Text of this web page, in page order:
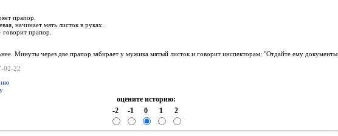
прапор.
начинает мять листок в руках.
прапор.
Минуты через две прапор забирает у мужика мятый листок и говорит инспекторам: "Отдайте ему документы,
02-22
оцените историю:
-2
-1 0 1 2